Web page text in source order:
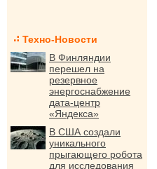
Техно-Новости
В Финляндии
перешел на
резервное
энергоснабжение
дата-центр
«Яндекса»
В США создали
уникального
прыгающего робота
для исследования